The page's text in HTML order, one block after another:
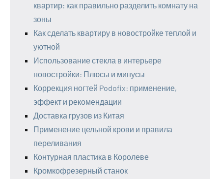
квартир: как правильно разделить комнату на
зоны
Как сделать квартиру в новостройке теплой и
уютной
Использование стекла в интерьере
новостройки: Плюсы и минусы
Коррекция ногтей Podofix: применение,
эффект и рекомендации
Доставка грузов из Китая
Применение цельной крови и правила
переливания
Контурная пластика в Королеве
Кромкофрезерный станок